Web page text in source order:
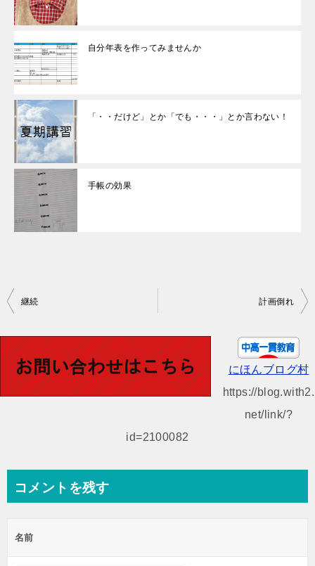
自分年表を作ってみませんか
「・・だけど」とか「でも・・・」とか言わない！
手帳の効果
投
ビ
継続 計画倒れ
にほんブログ村
https://blog.with2.
net/link/?
id=2100082
コメントを残す
名前